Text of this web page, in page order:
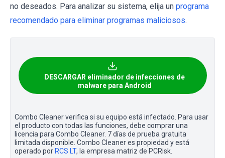
no deseados. Para analizar su sistema, elija un programa
recomendado para eliminar programas maliciosos.
DESCARGAR eliminador de infecciones de
malware para Android
Combo Cleaner verifica si su equipo está infectado. Para usar
el producto con todas las funciones, debe comprar una
licencia para Combo Cleaner. 7 días de prueba gratuita
limitada disponible. Combo Cleaner es propiedad y está
operado por RCS LT, la empresa matriz de PCRisk.